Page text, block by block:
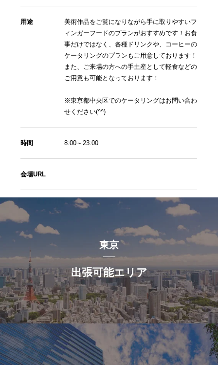
用途
美術作品をご覧になりながら手に取りやすいフ
ィンガーフードのプランがおすすめです！お食
事だけではなく、各種ドリンクや、コーヒーの
ケータリングのプランもご用意しております！
また、ご来場の方への手土産として軽食などの
ご用意も可能となっております！
※東京都中央区でのケータリングはお問い合わ
せください(^^)
時間 8:00～23:00
会場URL
東京
出張可能エリア